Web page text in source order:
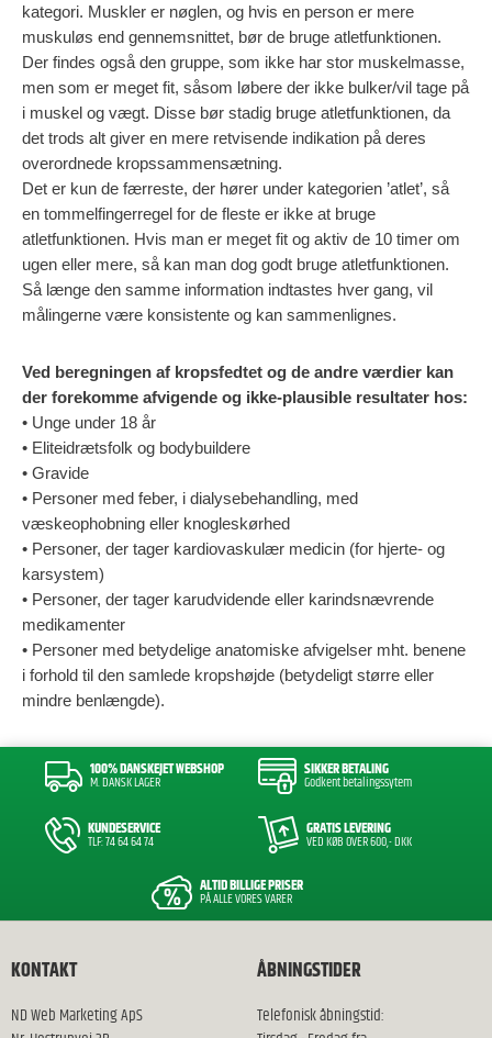
kategori. Muskler er nøglen, og hvis en person er mere
muskuløs end gennemsnittet, bør de bruge atletfunktionen.
Der findes også den gruppe, som ikke har stor muskelmasse,
men som er meget fit, såsom løbere der ikke bulker/vil tage på
i muskel og vægt. Disse bør stadig bruge atletfunktionen, da
det trods alt giver en mere retvisende indikation på deres
overordnede kropssammensætning.
Det er kun de færreste, der hører under kategorien ’atlet’, så
en tommelfingerregel for de fleste er ikke at bruge
atletfunktionen. Hvis man er meget fit og aktiv de 10 timer om
ugen eller mere, så kan man dog godt bruge atletfunktionen.
Så længe den samme information indtastes hver gang, vil
målingerne være konsistente og kan sammenlignes.
Ved beregningen af kropsfedtet og de andre værdier kan
der forekomme afvigende og ikke-plausible resultater hos:
• Unge under 18 år
• Eliteidrætsfolk og bodybuildere
• Gravide
• Personer med feber, i dialysebehandling, med
væskeophobning eller knogleskørhed
• Personer, der tager kardiovaskulær medicin (for hjerte- og
karsystem)
• Personer, der tager karudvidende eller karindsnævrende
medikamenter
• Personer med betydelige anatomiske afvigelser mht. benene
i forhold til den samlede kropshøjde (betydeligt større eller
mindre benlængde).
100% DANSKEJET WEBSHOP
M. DANSK LAGER
SIKKER BETALING
Godkent betalingssytem
KUNDESERVICE
TLF: 74 64 64 74
GRATIS LEVERING
VED KØB OVER 600,- DKK
ALTID BILLIGE PRISER
PÅ ALLE VORES VARER
KONTAKT
ND Web Marketing ApS
ÅBNINGSTIDER
Telefonisk åbningstid: